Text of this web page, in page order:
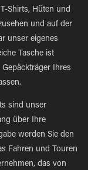
Shirts, Hüten und
und auf der
unser eigenes
Tasche ist
Ihres
sind unser
über Ihre
werden Sie den
Fahren und Touren
das von